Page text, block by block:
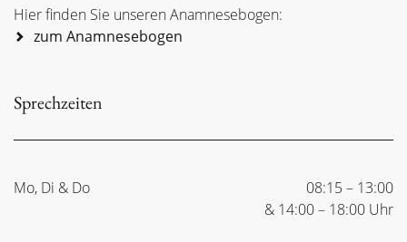
Hier finden Sie unseren Anamnesebogen:
zum Anamnesebogen
Sprechzeiten
Mo, Di & Do
08:15 – 13:00
& 14:00 – 18:00 Uhr